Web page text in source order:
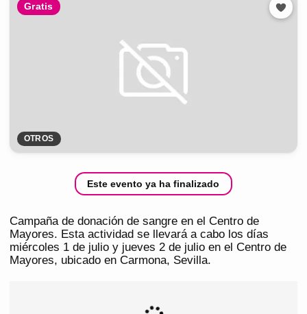
Gratis
OTROS
Este evento ya ha finalizado
Campaña de donación de sangre en el Centro de
Mayores. Esta actividad se llevará a cabo los días
miércoles 1 de julio y jueves 2 de julio en el Centro de
Mayores, ubicado en Carmona, Sevilla.